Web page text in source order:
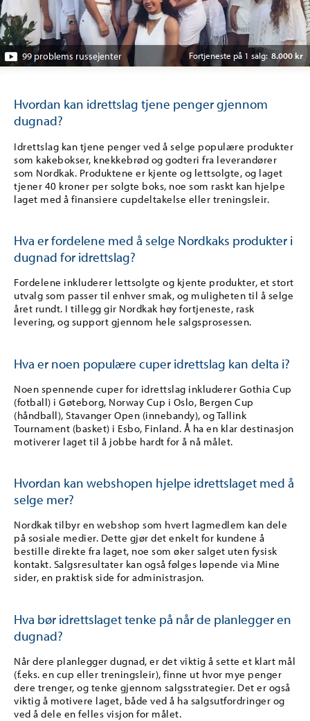
99 problems russejenter Fortjeneste på 1 salg: 8.000 kr
Hvordan kan idrettslag tjene penger gjennom
dugnad?
Idrettslag kan tjene penger ved å selge populære produkter
som kakebokser, knekkebrød og godteri fra leverandører
som Nordkak. Produktene er kjente og lettsolgte, og laget
tjener 40 kroner per solgte boks, noe som raskt kan hjelpe
laget med å finansiere cupdeltakelse eller treningsleir.
Hva er fordelene med å selge Nordkaks produkter i
dugnad for idrettslag?
Fordelene inkluderer lettsolgte og kjente produkter, et stort
utvalg som passer til enhver smak, og muligheten til å selge
året rundt. I tillegg gir Nordkak høy fortjeneste, rask
levering, og support gjennom hele salgsprosessen.
Hva er noen populære cuper idrettslag kan delta i?
Noen spennende cuper for idrettslag inkluderer Gothia Cup
(fotball) i Gøteborg, Norway Cup i Oslo, Bergen Cup
(håndball), Stavanger Open (innebandy), og Tallink
Tournament (basket) i Esbo, Finland. Å ha en klar destinasjon
motiverer laget til å jobbe hardt for å nå målet.
Hvordan kan webshopen hjelpe idrettslaget med å
selge mer?
Nordkak tilbyr en webshop som hvert lagmedlem kan dele
på sosiale medier. Dette gjør det enkelt for kundene å
bestille direkte fra laget, noe som øker salget uten fysisk
kontakt. Salgsresultater kan også følges løpende via Mine
sider, en praktisk side for administrasjon.
Hva bør idrettslaget tenke på når de planlegger en
dugnad?
Når dere planlegger dugnad, er det viktig å sette et klart mål
(f.eks. en cup eller treningsleir), finne ut hvor mye penger
dere trenger, og tenke gjennom salgsstrategier. Det er også
viktig å motivere laget, både ved å ha salgsutfordringer og
ved å dele en felles visjon for målet.